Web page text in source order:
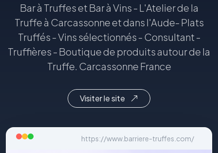
Bar à Truffes et Bar à Vins - L'Atelier de la
Truffe à Carcassonne et dans l'Aude- Plats
Truffés - Vins sélectionnés - Consultant -
Truffières - Boutique de produits autour de la
Truffe. Carcassonne France
Visiter le site
https://www.barriere-truffes.com/